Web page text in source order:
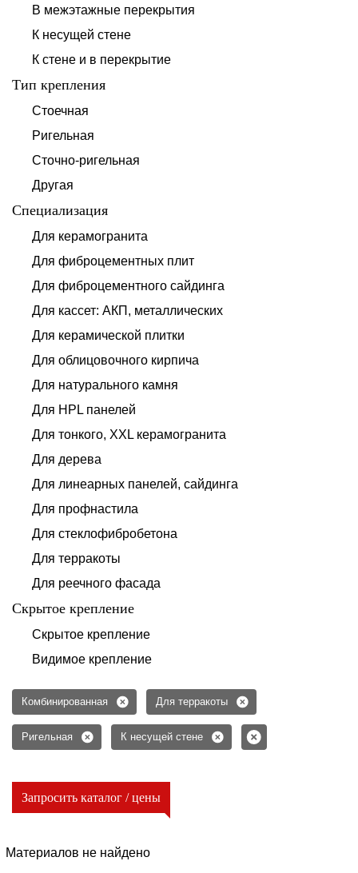
В межэтажные перекрытия
К несущей стене
К стене и в перекрытие
Тип крепления
Стоечная
Ригельная
Сточно-ригельная
Другая
Специализация
Для керамогранита
Для фиброцементных плит
Для фиброцементного сайдинга
Для кассет: АКП, металлических
Для керамической плитки
Для облицовочного кирпича
Для натурального камня
Для HPL панелей
Для тонкого, XXL керамогранита
Для дерева
Для линеарных панелей, сайдинга
Для профнастила
Для стеклофибробетона
Для терракоты
Для реечного фасада
Скрытое крепление
Скрытое крепление
Видимое крепление
Комбинированная Для терракоты
Ригельная К несущей стене
Запросить каталог / цены
Материалов не найдено